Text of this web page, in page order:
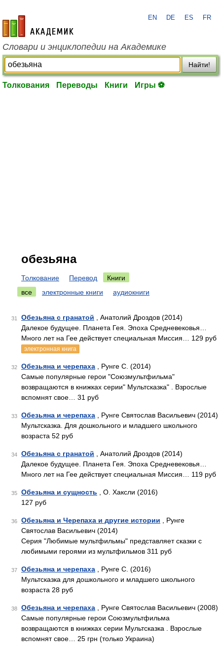
academic.ru
EN DE ES FR
Словари и энциклопедии на Академике
Найти!
Толкования Переводы Книги Игры ⚽
обезьяна
Толкование Перевод
Книги
все
электронные книги аудиокниги
31 Обезьяна с гранатой , Анатолий Дроздов (2014)
Далекое будущее. Планета Гея. Эпоха Средневековья…
Много лет на Гее действует специальная Миссия… 129 руб
электронная книга
32 Обезьяна и черепаха , Рунге С. (2014)
Самые популярные герои "Союзмультфильма"
возвращаются в книжках серии" Мультсказка" . Взрослые
вспомнят свое… 31 руб
33 Обезьяна и черепаха , Рунге Святослав Васильевич (2014)
Мультсказка. Для дошкольного и младшего школьного
возраста 52 руб
34 Обезьяна с гранатой , Анатолий Дроздов (2014)
Далекое будущее. Планета Гея. Эпоха Средневековья…
Много лет на Гее действует специальная Миссия… 119 руб
35 Обезьяна и сущность , О. Хаксли (2016)
127 руб
36 Обезьяна и Черепаха и другие истории , Рунге
Святослав Васильевич (2014)
Серия "Любимые мультфильмы" представляет сказки с
любимыми героями из мультфильмов 311 руб
37 Обезьяна и черепаха , Рунге С. (2016)
Мультсказка для дошкольного и младшего школьного
возраста 28 руб
38 Обезьяна и черепаха , Рунге Святослав Васильевич (2008)
Самые популярные герои Союзмультфильма
возвращаются в книжках серии Мультсказка . Взрослые
вспомнят свое… 25 грн (только Украина)